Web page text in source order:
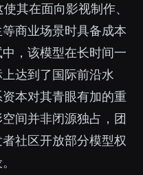
其在面向影视制作、
商业场景时具备成本
，该模型在长时间一
达到了国际前沿水
本对其青眼有加的重
间并非闭源独占，团
社区开放部分模型权